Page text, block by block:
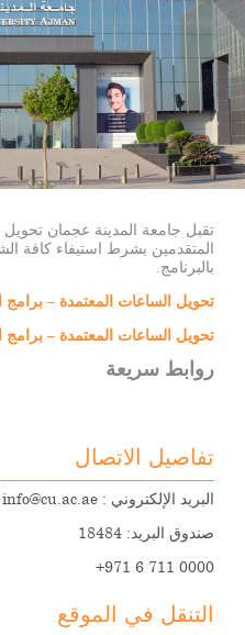
تقبل جامعة المدينة عجمان
المتقدمين بشرط استيفاء كافة
بالبرنامج.
تحويل الساعات المعتمدة – برامج
تحويل الساعات المعتمدة – برامج
روابط سريعة
أعضاء هيئة التدريس
الرسوم الدراسية والمنح
التسجيل
قدّم الآن
تفاصيل الاتصال
البريد الإلكتروني : info@cu.ac.ae
صندوق البريد: 18484
+971 6 711 0000
التنقل في الموقع